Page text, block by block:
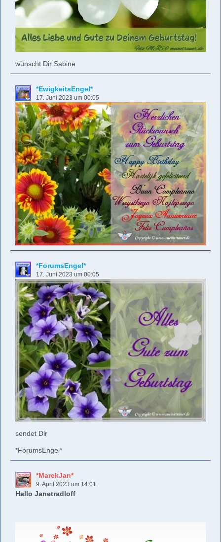
wünscht Dir Sabine
*EwigkeitsEngel*
17. Juni 2023 um 00:05
*ForumsEngel*
17. Juni 2023 um 00:05
sendet Dir
*ForumsEngel*
*MarekJan*
9. April 2023 um 14:01
Hallo Janetradloff